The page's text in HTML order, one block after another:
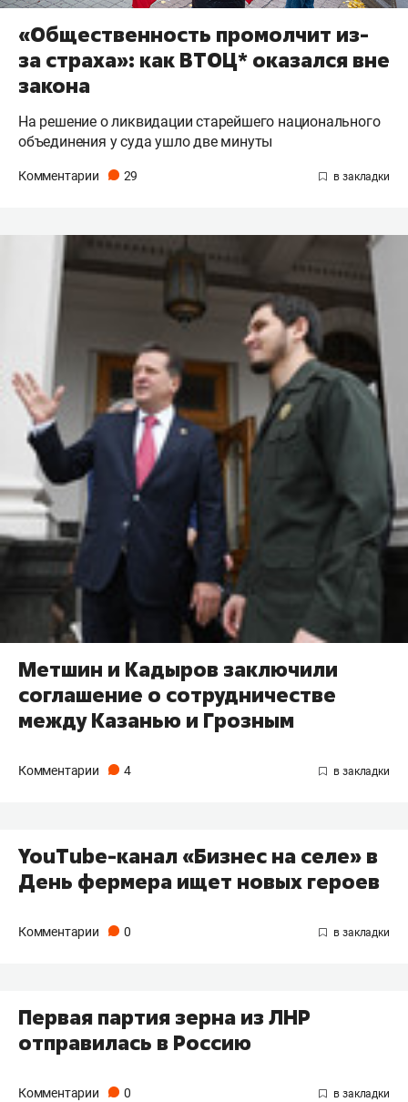
«Общественность промолчит из-
за страха»: как ВТОЦ* оказался вне
закона
На решение о ликвидации старейшего национального
объединения у суда ушло две минуты
Комментарии 29
Метшин и Кадыров заключили
соглашение о сотрудничестве
между Казанью и Грозным
Комментарии 4
YouTube-канал «Бизнес на селе» в
День фермера ищет новых героев
Комментарии 0
Первая партия зерна из ЛНР
отправилась в Россию
Комментарии 0